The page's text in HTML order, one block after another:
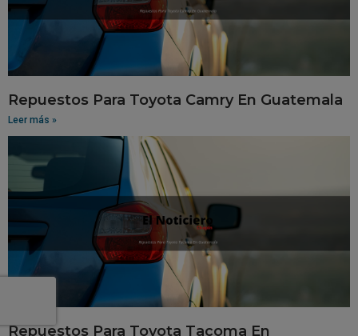
Repuestos Para Toyota Camry En Guatemala
Leer más »
Repuestos Para Toyota Tacoma En